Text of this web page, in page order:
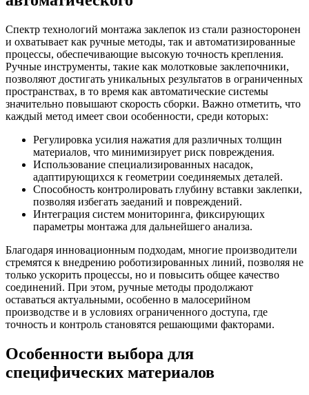
Спектр технологий монтажа заклепок из стали разносторонен
и охватывает как ручные методы, так и автоматизированные
процессы, обеспечивающие высокую точность крепления.
Ручные инструменты, такие как молотковые заклепочники,
позволяют достигать уникальных результатов в ограниченных
пространствах, в то время как автоматические системы
значительно повышают скорость сборки. Важно отметить, что
каждый метод имеет свои особенности, среди которых:
Регулировка усилия нажатия для различных толщин
материалов, что минимизирует риск повреждения.
Использование специализированных насадок,
адаптирующихся к геометрии соединяемых деталей.
Способность контролировать глубину вставки заклепки,
позволяя избегать заеданий и повреждений.
Интеграция систем мониторинга, фиксирующих
параметры монтажа для дальнейшего анализа.
Благодаря инновационным подходам, многие производители
стремятся к внедрению роботизированных линий, позволяя не
только ускорить процессы, но и повысить общее качество
соединений. При этом, ручные методы продолжают
оставаться актуальными, особенно в малосерийном
производстве и в условиях ограниченного доступа, где
точность и контроль становятся решающими факторами.
Особенности выбора для
специфических материалов